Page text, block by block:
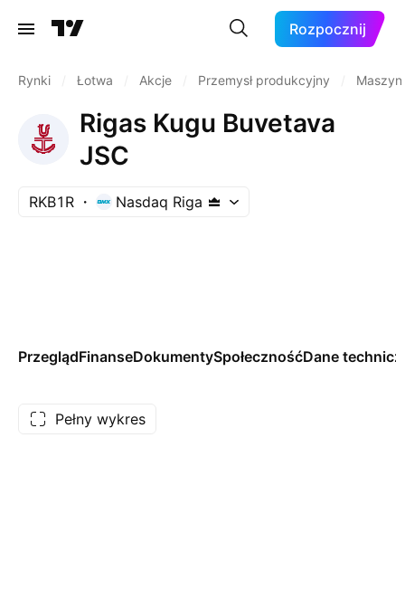
Rozpocznij
Rynki Łotwa Akcje Przemysł produkcyjny
Rigas Kugu Buvetava
JSC
RKB1R Nasdaq Riga
PrzeglądFinanseDokumentySpołecznośćDane
Pełny wykres